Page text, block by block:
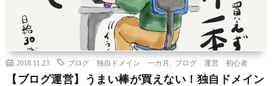
2018.11.23 ブログ 独自ドメイン 一カ月 ブログ 運営 初心者
【ブログ運営】うまい棒が買えない！独自ドメイン